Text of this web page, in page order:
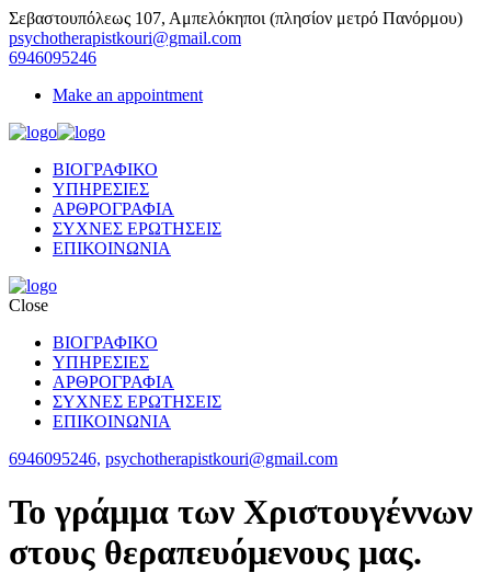
Σεβαστουπόλεως 107, Αμπελόκηποι (πλησίον μετρό Πανόρμου)
psychotherapistkouri@gmail.com
6946095246
Make an appointment
ΒΙΟΓΡΑΦΙΚΟ
ΥΠΗΡΕΣΙΕΣ
ΑΡΘΡΟΓΡΑΦΙΑ
ΣΥΧΝΕΣ ΕΡΩΤΗΣΕΙΣ
ΕΠΙΚΟΙΝΩΝΙΑ
Close
ΒΙΟΓΡΑΦΙΚΟ
ΥΠΗΡΕΣΙΕΣ
ΑΡΘΡΟΓΡΑΦΙΑ
ΣΥΧΝΕΣ ΕΡΩΤΗΣΕΙΣ
ΕΠΙΚΟΙΝΩΝΙΑ
6946095246, psychotherapistkouri@gmail.com
Το γράμμα των Χριστουγέννων
στους θεραπευόμενους μας.